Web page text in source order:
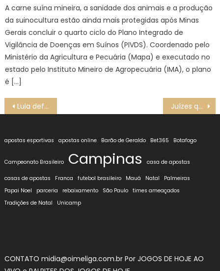
A carne suína mineira, a sanidade dos animais e a produção
da suinocultura estão ainda mais protegidas após Minas
Gerais concluir o quarto ciclo do Plano Integrado de
Vigilância de Doenças em Suínos (PIVDS). Coordenado pelo
Ministério da Agricultura e Pecuária (Mapa) e executado no
estado pelo Instituto Mineiro de Agropecuária (IMA), o plano
é […]
Navegação
de
Post
Lula defende exploração na Margem Equatorial com responsabilidade Juízes querem flexibilizar decisão do STF que limitou penduricalhos
apostas esportivas apostas online Barão de Geraldo Bet365 Botafogo
Campeonato Brasileiro Campinas casa de apostas
casas de apostas Franca futebol brasileiro Mauá Natal
Palmeiras
Papai Noel
parceria rebaixamento São Paulo
times ameaçados
Tradições de Natal
Unicamp
CONTATO midia@oimeliga.com.br Por JOGOS DE HOJE AO